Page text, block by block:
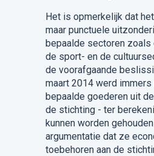
Het is opmerkelijk dat
maar punctuele
bepaalde sectoren
de sport- en de
de voorafgaande
maart 2014 werd
bepaalde goederen uit
de stichting - ter
kunnen worden
argumentatie dat ze
toebehoren aan de